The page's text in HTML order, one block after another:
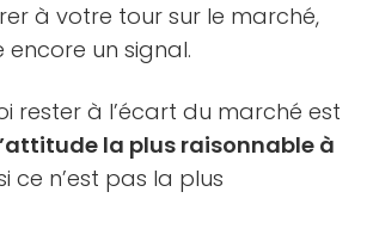
à votre tour sur le marché,
encore un signal.
rester à l’écart du marché est
la plus raisonnable à
ce n’est pas la plus